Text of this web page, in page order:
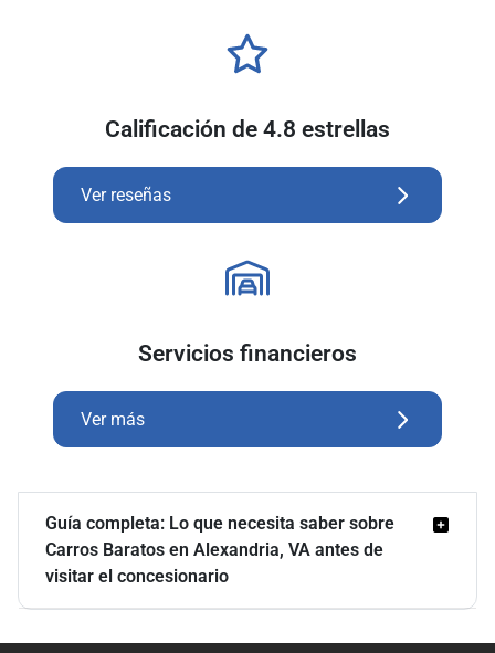
Calificación de 4.8 estrellas
Ver reseñas
Servicios financieros
Ver más
Guía completa: Lo que necesita saber sobre
Carros Baratos en Alexandria, VA antes de
visitar el concesionario